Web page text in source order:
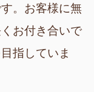
。お客様に無
お付き合いで
指していま